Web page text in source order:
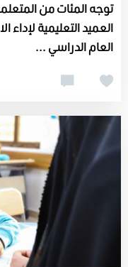
توجه المئات من
العميد التعليمية لإداء
العام الدراسي ...